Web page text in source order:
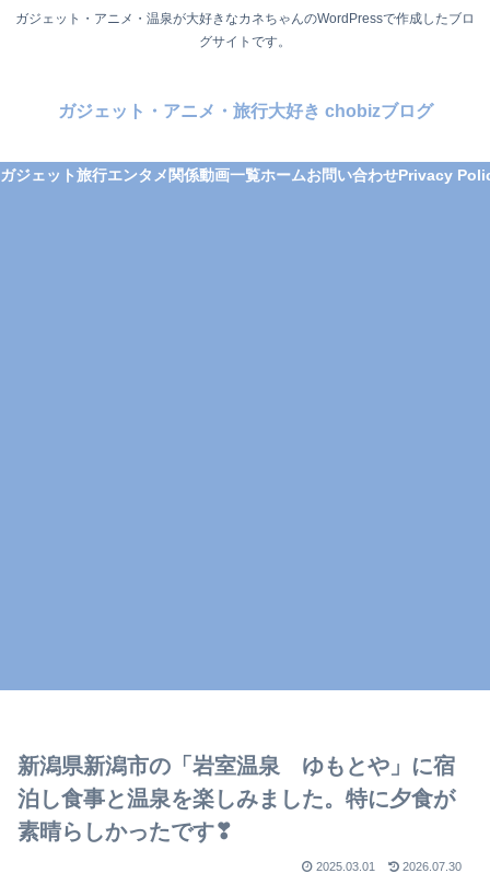
ガジェット・アニメ・温泉が大好きなカネちゃんのWordPressで作成したブロ
グサイトです。
ガジェット・アニメ・旅行大好き chobizブログ
ガジェット旅行エンタメ関係動画一覧ホームお問い合わせPrivacy
新潟県新潟市の「岩室温泉 ゆもとや」に宿
泊し食事と温泉を楽しみました。特に夕食が
素晴らしかったです❣
2025.03.01 2026.07.30